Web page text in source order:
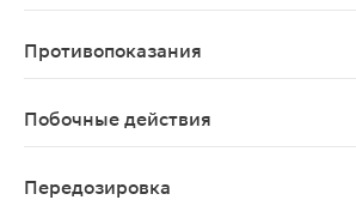
Противопоказания
Побочные действия
Передозировка